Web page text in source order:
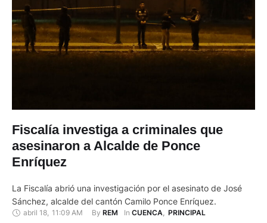
Fiscalía investiga a criminales que
asesinaron a Alcalde de Ponce
Enríquez
La Fiscalía abrió una investigación por el asesinato de José
Sánchez, alcalde del cantón Camilo Ponce Enríquez.
abril 18 11:09 AM By REM In CUENCA, PRINCIPAL